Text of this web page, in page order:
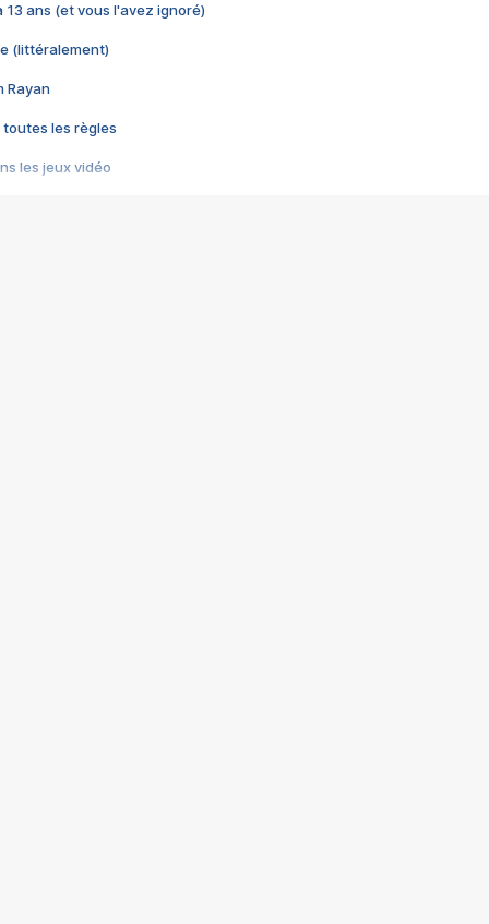
13 ans (et vous l'avez ignoré)
(littéralement)
Rayan
toutes les règles
les jeux vidéo